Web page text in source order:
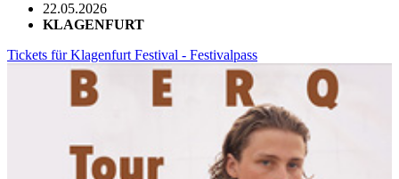
22.05.2026
KLAGENFURT
Tickets für Klagenfurt Festival - Festivalpass